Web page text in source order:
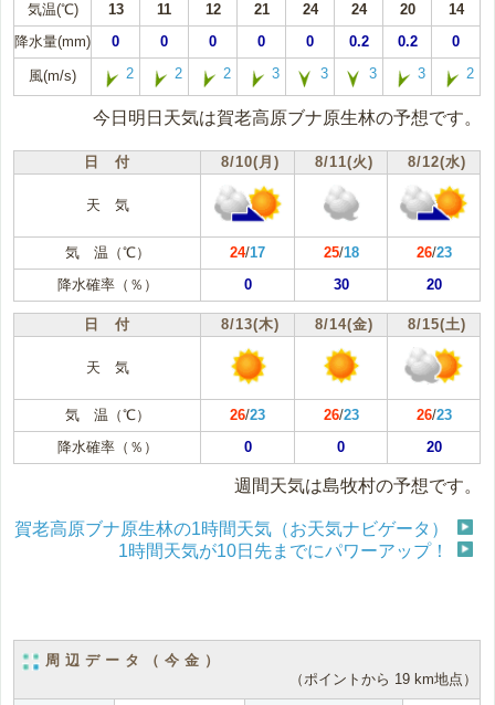
気温(℃) 13 11 12 21 24 24 20
14
降水量(mm)
0 0 0 0 0 0.2 0.2 0
風(m/s) 2 2 2 3 3 3 3 2
今日明日天気は賀老高原ブナ原生林の予想です。
日 付 8/10(月) 8/11(火) 8/12(水)
天 気
気 温（℃） 24/17 25/18 26/23
降水確率（％）
0 30 20
日 付 8/13(木) 8/14(金) 8/15(土)
天 気
気 温（℃） 26/23 26/23 26/23
降水確率（％）
0 0 20
週間天気は島牧村の予想です。
賀老高原ブナ原生林の1時間天気（お天気ナビゲータ）
1時間天気が10日先までにパワーアップ！
周辺データ（今金）
（ポイントから 19 km地点）